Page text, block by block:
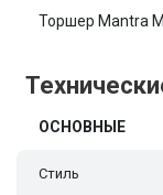
Торшер Mantra
ОСНОВНЫЕ
Стиль